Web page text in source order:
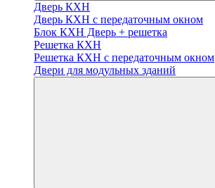
Дверь КХН
Дверь КХН с передаточным окном
Блок КХН Дверь + решетка
Решетка КХН
Решетка КХН с передаточным окном
Двери для модульных зданий